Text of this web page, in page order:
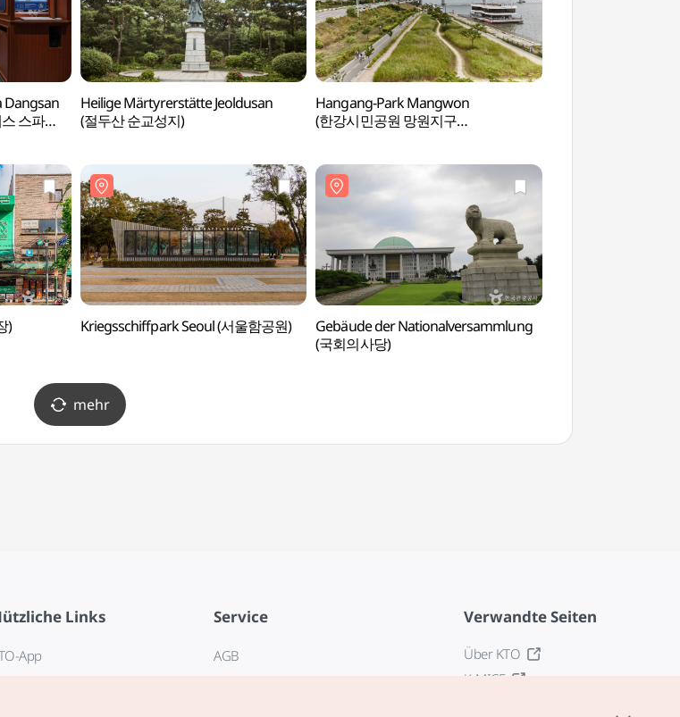
Dangsan
스파
Heilige Märtyrerstätte Jeoldusan
(절두산 순교성지)
Hangang-Park Mangwon
(한강시민공원 망원지구
) Kriegsschiffpark Seoul (서울함공원)
Gebäude der Nationalversammlung
(국회의사당)
mehr
Links
App
Service
AGB
Verwandte Seiten
Über KTO
K-MICE